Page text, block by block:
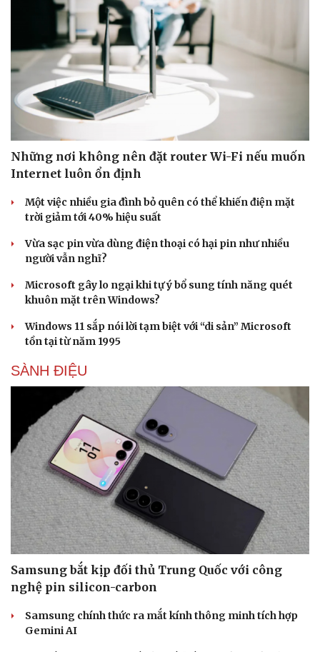
Những nơi không nên đặt router Wi-Fi nếu muốn
Internet luôn ổn định
Một việc nhiều gia đình bỏ quên có thể khiến điện mặt
trời giảm tới 40% hiệu suất
Vừa sạc pin vừa dùng điện thoại có hại pin như nhiều
người vẫn nghĩ?
Microsoft gây lo ngại khi tự ý bổ sung tính năng quét
khuôn mặt trên Windows?
Windows 11 sắp nói lời tạm biệt với “di sản” Microsoft
tồn tại từ năm 1995
SÀNH ĐIỆU
Samsung bắt kịp đối thủ Trung Quốc với công
nghệ pin silicon-carbon
Samsung chính thức ra mắt kính thông minh tích hợp
Gemini AI